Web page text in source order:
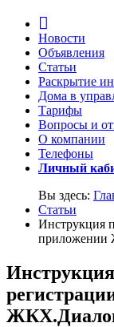
Новости
Объявления
Статьи
Раскрытие
Дома в
Тарифы
Вопросы и
О компании
Телефоны
Личный
Вы здесь:
Статьи
Инструкция